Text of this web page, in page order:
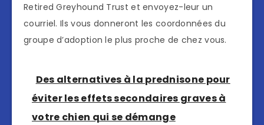
Retired Greyhound Trust et envoyez-leur un
courriel. Ils vous donneront les coordonnées du
groupe d’adoption le plus proche de chez vous.
Des alternatives à la prednisone pour
éviter les effets secondaires graves à
votre chien qui se démange